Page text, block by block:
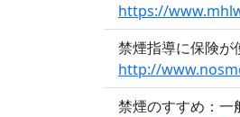
https://
禁煙指導に保険が
http://
禁煙のすすめ：一